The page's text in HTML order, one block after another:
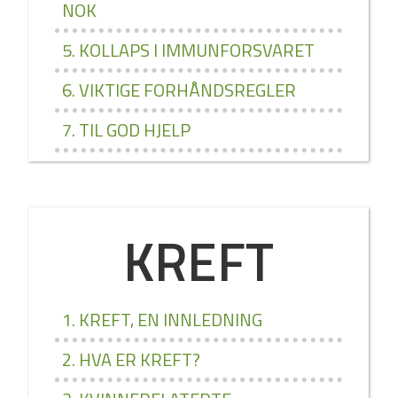
NOK
5. KOLLAPS I IMMUNFORSVARET
6. VIKTIGE FORHÅNDSREGLER
7. TIL GOD HJELP
KREFT
1. KREFT, EN INNLEDNING
2. HVA ER KREFT?